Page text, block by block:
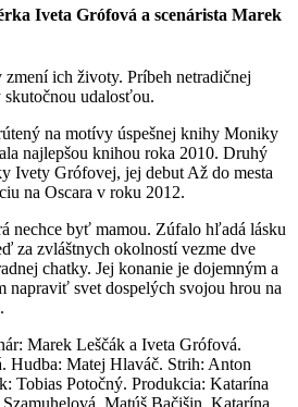
Iveta Grófová a scenárista Marek
ich životy. Príbeh netradičnej
udalosťou.
na motívy úspešnej knihy Moniky
najlepšou knihou roka 2010. Druhý
Ivety Grófovej, jej debut Až do mesta
na Oscara v roku 2012.
nechce byť mamou. Zúfalo hľadá lásku
za zvláštnych okolností vezme dve
chatky. Jej konanie je dojemným a
napraviť svet dospelých svojou hrou na
Marek Leščák a Iveta Grófová.
Hudba: Matej Hlaváč. Strih: Anton
Tobias Potočný. Produkcia: Katarína